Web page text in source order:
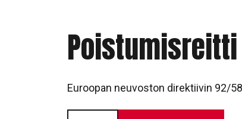
Euroopan neuvoston direktiivin 92/
Poistumisreitti